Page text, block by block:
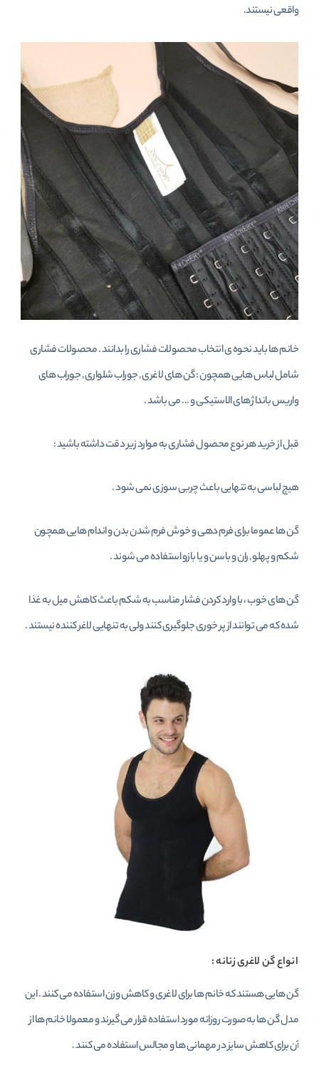
واقعی نیستند.
خانم ها باید نحوه ی انتخاب محصولات فشاری را بدانند . محصولات فشاری
شامل لباس هایی همچون : گن های لاغری , جوراب شلواری , جوراب های
واریس بانداژ های الاستیکی و ... می باشد .
قبل از خرید هر نوع محصول فشاری به موارد زیر دقت داشته باشید :
هیچ لباسی به تنهایی باعث چربی سوزی نمی شود .
گنها عموما برای فرم دهی و خوش فرم شدن بدن و اندام هایی همچون
شکم و پهلو , ران و باسن و یا بازو استفاده می شوند .
گن های خوب ، با وارد کردن فشار مناسب به شکم باعث کاهش میل به غذا
شده که می توانند از پر خوری جلوگیری کنند ولی به تنهایی لاغر کننده نیستند .
انواع گن لاغری زنانه :
گن هایی هستند که خانم ها برای لاغری و کاهش وزن استفاده می کنند . این
مدل گن ها به صورت روزانه مورد استفاده قرار می گیرند و معمولا خانم ها از
آن برای کاهش سایز در مهمانی ها و مجالس استفاده می کنند .